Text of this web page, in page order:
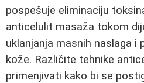
pospešuje eliminaciju
anticelulit masaža tokom
uklanjanja masnih naslaga i
kože. Različite tehnike
primenjivati kako bi se